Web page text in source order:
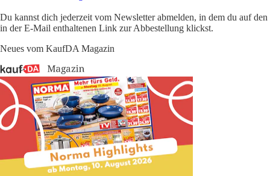
Du kannst dich jederzeit vom Newsletter abmelden, in dem du auf den
in der E-Mail enthaltenen Link zur Abbestellung klickst.
Neues vom KaufDA Magazin